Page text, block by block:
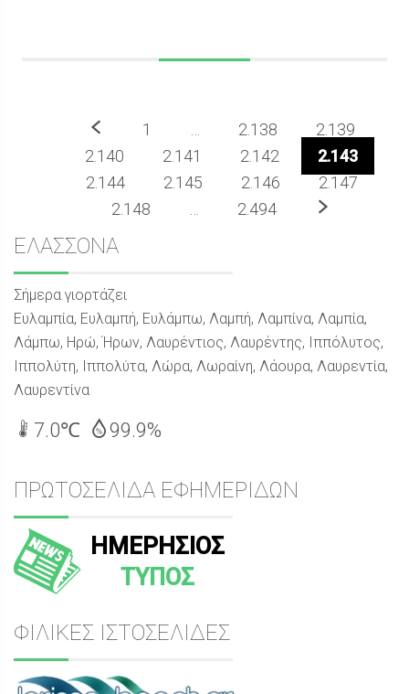
Προηγούμενο
1 2.138
2.139
2.140
2.141 2.142
2.143
2.144
2.145 2.146
2.147
2.148
2.494 Επόμενο
Sidebar
ΕΛΑΣΣΟΝΑ
Σήμερα γιορτάζει
Ευλαμπία, Ευλαμπή, Ευλάμπω, Λαμπή, Λαμπίνα, Λαμπία,
Λάμπω, Ηρώ, Ήρων, Λαυρέντιος, Λαυρέντης, Ιππόλυτος,
Ιππολύτη, Ιππολύτα, Λώρα, Λωραίνη, Λάουρα, Λαυρεντία,
Λαυρεντίνα
7.0℃ 99.9%
ΠΡΩΤΟΣΕΛΙΔΑ ΕΦΗΜΕΡΙΔΩΝ
ΗΜΕΡΗΣΙΟΣ
ΤΥΠΟΣ
ΦΙΛΙΚΕΣ ΙΣΤΟΣΕΛΙΔΕΣ